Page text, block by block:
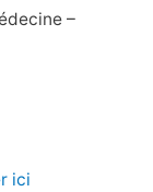
–
ici